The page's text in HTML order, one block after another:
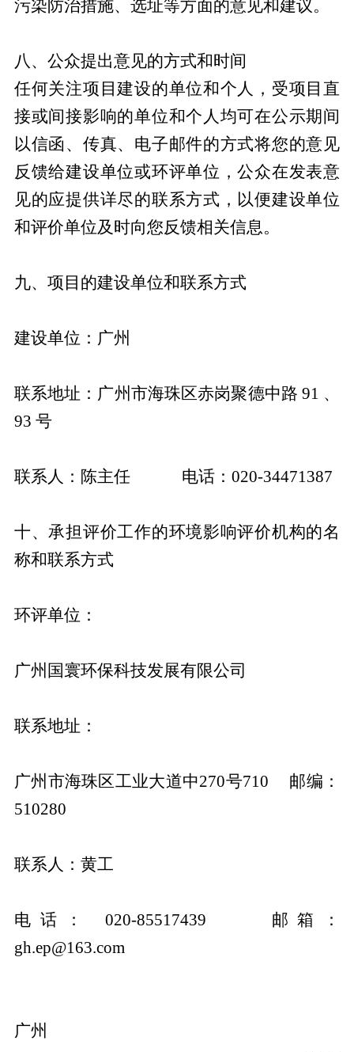
污染防治措施、选址等方面的意见和建议。
八、公众提出意见的方式和时间
任何关注项目建设的单位和个人，受项目直
接或间接影响的单位和个人均可在公示期间
以信函、传真、电子邮件的方式将您的意见
反馈给建设单位或环评单位，公众在发表意
见的应提供详尽的联系方式，以便建设单位
和评价单位及时向您反馈相关信息。
九、项目的建设单位和联系方式
建设单位：广州
联系地址：广州市海珠区赤岗聚德中路 91 、
93 号
联系人：陈主任 电话：020-34471387
十、承担评价工作的环境影响评价机构的名
称和联系方式
环评单位：
广州国寰环保科技发展有限公司
联系地址：
广州市海珠区工业大道中270号710 邮编：
510280
联系人：黄工
电话： 020-85517439 邮箱：
gh.ep@163.com
广州